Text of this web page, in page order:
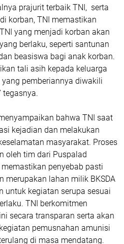
prajurit terbaik TNI, serta
korban, TNI memastikan
yang menjadi korban akan
berlaku, seperti santunan
beasiswa bagi anak korban.
tali asih kepada keluarga
pemberiannya diwakili
tegasnya.
bahwa TNI saat
kejadian dan melakukan
masyarakat. Proses
oleh tim dari Puspalad
penyebab pasti
merupakan lahan milik BKSDA
untuk kegiatan serupa sesuai
TNI berkomitmen
secara transparan serta akan
pemusnahan amunisi
di masa mendatang.